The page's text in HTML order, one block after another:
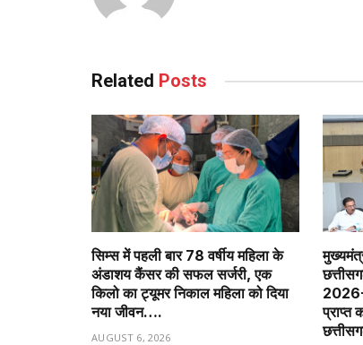
Related Posts
सिम्स में पहली बार 78 वर्षीय महिला के
अंडाशय कैंसर की सफल सर्जरी, एक
किलो का ट्यूमर निकाल महिला को दिया
नया जीवन….
AUGUST 6, 2026
2026-
प्राप्त